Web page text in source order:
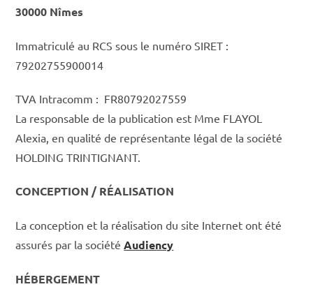
30000 Nîmes
Immatriculé au RCS sous le numéro SIRET :
79202755900014
TVA Intracomm : FR80792027559
La responsable de la publication est Mme FLAYOL
Alexia, en qualité de représentante légal de la société
HOLDING TRINTIGNANT.
CONCEPTION / RÉALISATION
La conception et la réalisation du site Internet ont été
assurés par la sociétéAudiency
HÉBERGEMENT